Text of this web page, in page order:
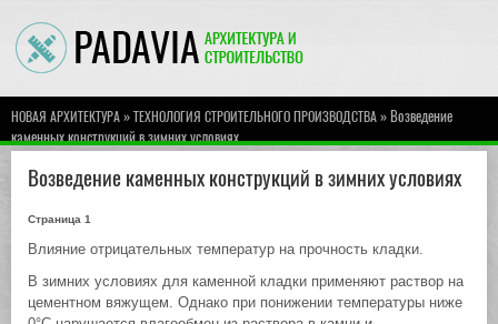
НОВАЯ АРХИТЕКТУРА»ТЕХНОЛОГИЯ СТРОИТЕЛЬНОГО ПРОИЗВОДСТВА» Возведение
каменных конструкций в зимних условиях
Возведение каменных конструкций в зимних условиях
Страница 1
Влияние отрицательных температур на прочность кладки.
В зимних условиях для каменной кладки применяют раствор на
цементном вяжущем. Однако при понижении температуры ниже